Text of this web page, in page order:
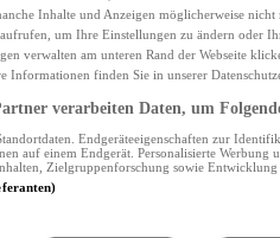
Inhalte und Anzeigen möglicherweise nicht
um Ihre Einstellungen zu ändern oder
verwalten am unteren Rand der Webseite
Informationen finden Sie in unserer
verarbeiten Daten, um
Endgeräteeigenschaften zur
auf einem Endgerät. Personalisierte Werbung
Zielgruppenforschung sowie